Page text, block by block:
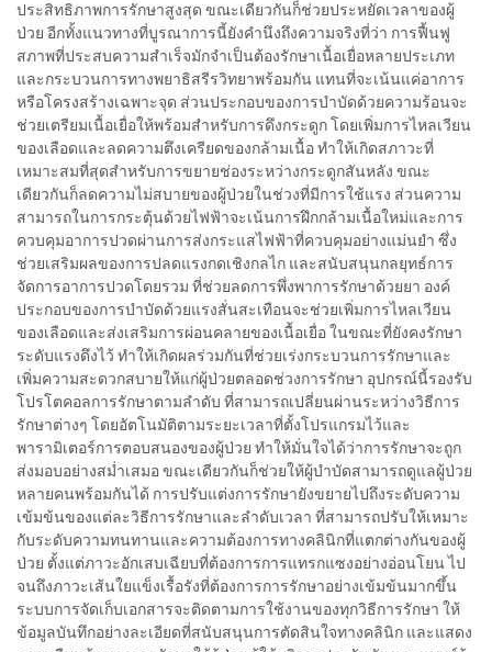
ประสิทธิภาพการรักษาสูงสุด ขณะเดียวกันก็ช่วยประหยัดเวลาของผู้
ป่วย อีกทั้งแนวทางที่บูรณาการนี้ยังคำนึงถึงความจริงที่ว่า การฟื้นฟู
สภาพที่ประสบความสำเร็จมักจำเป็นต้องรักษาเนื้อเยื่อหลายประเภท
และกระบวนการทางพยาธิสรีรวิทยาพร้อมกัน แทนที่จะเน้นแค่อาการ
หรือโครงสร้างเฉพาะจุด ส่วนประกอบของการบำบัดด้วยความร้อนจะ
ช่วยเตรียมเนื้อเยื่อให้พร้อมสำหรับการดึงกระดูก โดยเพิ่มการไหลเวียน
ของเลือดและลดความตึงเครียดของกล้ามเนื้อ ทำให้เกิดสภาวะที่
เหมาะสมที่สุดสำหรับการขยายช่องระหว่างกระดูกสันหลัง ขณะ
เดียวกันก็ลดความไม่สบายของผู้ป่วยในช่วงที่มีการใช้แรง ส่วนความ
สามารถในการกระตุ้นด้วยไฟฟ้าจะเน้นการฝึกกล้ามเนื้อใหม่และการ
ควบคุมอาการปวดผ่านการส่งกระแสไฟฟ้าที่ควบคุมอย่างแม่นยำ ซึ่ง
ช่วยเสริมผลของการปลดแรงกดเชิงกลไก และสนับสนุนกลยุทธ์การ
จัดการอาการปวดโดยรวม ที่ช่วยลดการพึ่งพาการรักษาด้วยยา องค์
ประกอบของการบำบัดด้วยแรงสั่นสะเทือนจะช่วยเพิ่มการไหลเวียน
ของเลือดและส่งเสริมการผ่อนคลายของเนื้อเยื่อ ในขณะที่ยังคงรักษา
ระดับแรงดึงไว้ ทำให้เกิดผลร่วมกันที่ช่วยเร่งกระบวนการรักษาและ
เพิ่มความสะดวกสบายให้แก่ผู้ป่วยตลอดช่วงการรักษา อุปกรณ์นี้รองรับ
โปรโตคอลการรักษาตามลำดับ ที่สามารถเปลี่ยนผ่านระหว่างวิธีการ
รักษาต่างๆ โดยอัตโนมัติตามระยะเวลาที่ตั้งโปรแกรมไว้และ
พารามิเตอร์การตอบสนองของผู้ป่วย ทำให้มั่นใจได้ว่าการรักษาจะถูก
ส่งมอบอย่างสม่ำเสมอ ขณะเดียวกันก็ช่วยให้ผู้บำบัดสามารถดูแลผู้ป่วย
หลายคนพร้อมกันได้ การปรับแต่งการรักษายังขยายไปถึงระดับความ
เข้มข้นของแต่ละวิธีการรักษาและลำดับเวลา ที่สามารถปรับให้เหมาะ
กับระดับความทนทานและความต้องการทางคลินิกที่แตกต่างกันของผู้
ป่วย ตั้งแต่ภาวะอักเสบเฉียบที่ต้องการการแทรกแซงอย่างอ่อนโยน ไป
จนถึงภาวะเส้นใยแข็งเรื้อรังที่ต้องการการรักษาอย่างเข้มข้นมากขึ้น
ระบบการจัดเก็บเอกสารจะติดตามการใช้งานของทุกวิธีการรักษา ให้
ข้อมูลบันทึกอย่างละเอียดที่สนับสนุนการตัดสินใจทางคลินิก และแสดง